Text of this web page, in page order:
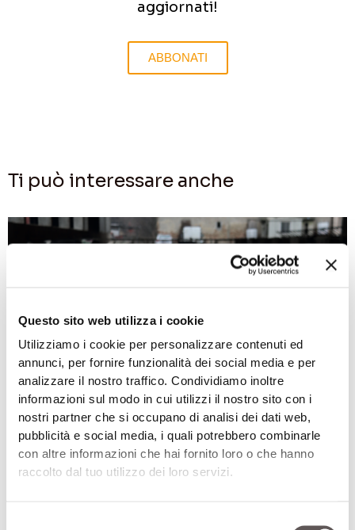
Questo sito web utilizza i cookie
Utilizziamo i cookie per personalizzare contenuti ed
annunci, per fornire funzionalità dei social media e per
analizzare il nostro traffico. Condividiamo inoltre
informazioni sul modo in cui utilizzi il nostro sito con i
nostri partner che si occupano di analisi dei dati web,
pubblicità e social media, i quali potrebbero combinarle
con altre informazioni che hai fornito loro o che hanno
raccolto dal tuo utilizzo dei loro servizi.
aggiornati!
ABBONATI
Ti può interessare anche